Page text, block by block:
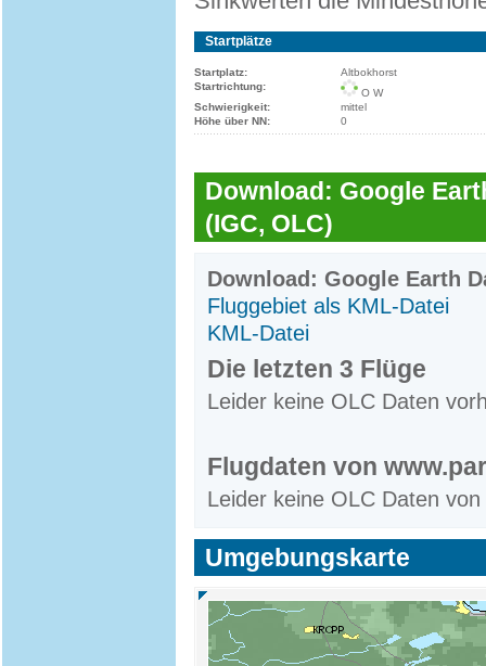
Startplätze
Startplatz:
Altbokhorst
Startrichtung:
O W
Schwierigkeit:
mittel
Höhe über NN:
0
Download: Google
(IGC, OLC)
Download: Google Earth
Fluggebiet als KML-Datei
KML-Datei
Die letzten 3 Flüge
Leider keine OLC Daten
Flugdaten von
Leider keine OLC Daten
Umgebungskarte